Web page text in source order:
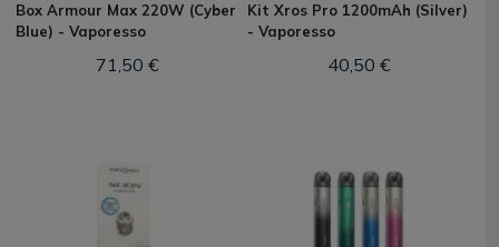
Box Armour Max 220W (Cyber
Blue) - Vaporesso
71,50 €
Kit Xros Pro 1200mAh (Silver)
- Vaporesso
40,50 €